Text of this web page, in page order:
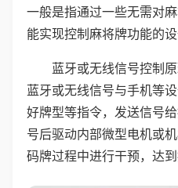
一般是指通过一些无需对
能实现控制麻将牌功能的设
蓝牙或无线信号控制
蓝牙或无线信号与手机等
好牌型等指令，发送信号
号后驱动内部微型电机或
码牌过程中进行干预，达到